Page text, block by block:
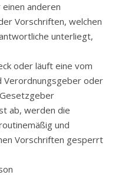
anderen
Vorschriften, welchen
unterliegt,
oder läuft eine vom
Verordnungsgeber oder
ab, werden die
und
Vorschriften gesperrt